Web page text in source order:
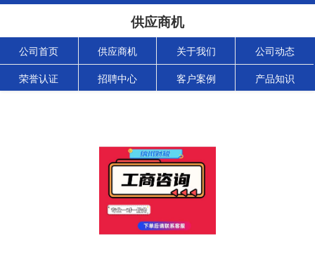
供应商机
公司首页 供应商机 关于我们 公司动态
荣誉认证 招聘中心 客户案例 产品知识